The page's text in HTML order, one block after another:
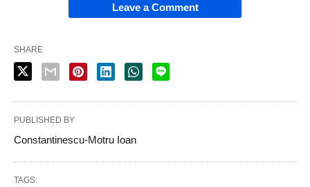
Leave a Comment
SHARE
PUBLISHED BY
Constantinescu-Motru Ioan
TAGS: